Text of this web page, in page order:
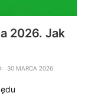
2026. Jak
30 MARCA 2026